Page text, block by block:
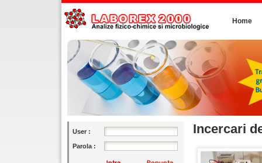
Home
User :
Parola :
Incercari